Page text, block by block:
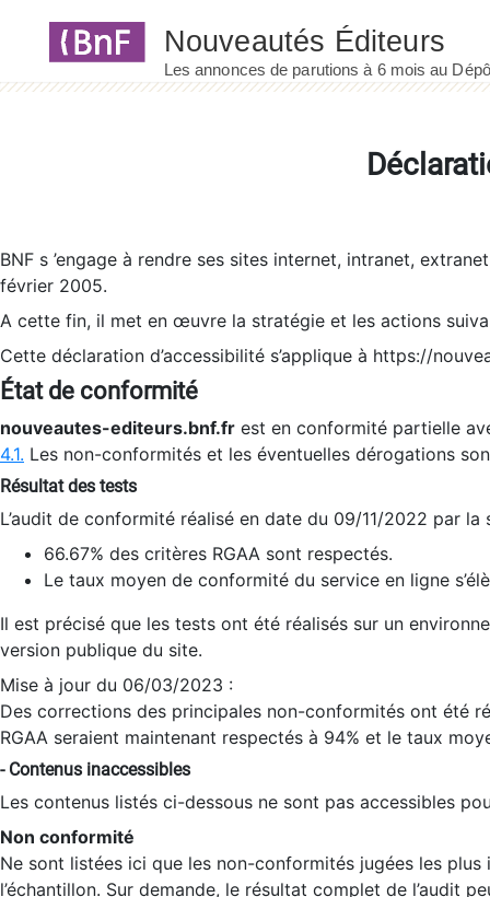
BNF s ’engage à rendre ses sites internet, intranet,
février 2005.
A cette fin, il met en œuvre la stratégie et les actions
Cette déclaration d’accessibilité s’applique à https://
État de conformité
nouveautes-editeurs.bnf.fr est en conformité partielle
4.1. Les non-conformités et les éventuelles dérogations
Résultat des tests
L’audit de conformité réalisé en date du 09/11/2022 par
66.67% des critères RGAA sont respectés.
Le taux moyen de conformité du service en ligne
Il est précisé que les tests ont été réalisés sur un
version publique du site.
Mise à jour du 06/03/2023 :
Des corrections des principales non-conformités ont été
RGAA seraient maintenant respectés à 94% et le taux
- Contenus inaccessibles
Les contenus listés ci-dessous ne sont pas accessibles
Non conformité
Ne sont listées ici que les non-conformités jugées les
l’échantillon. Sur demande, le résultat complet de l’audit